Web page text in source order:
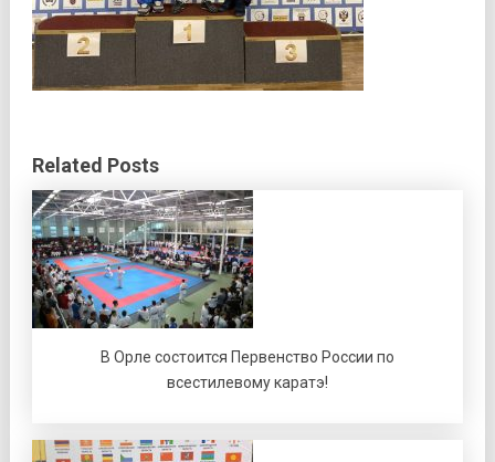
Related Posts
В Орле состоится Первенство России по
всестилевому каратэ!